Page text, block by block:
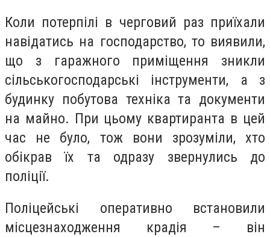
Коли потерпілі в черговий раз приїхали
навідатись на господарство, то виявили,
що з гаражного приміщення зникли
сільськогосподарські інструменти, а з
будинку побутова техніка та документи
на майно. При цьому квартиранта в цей
час не було, тож вони зрозуміли, хто
обікрав їх та одразу звернулись до
поліції.
Поліцейські оперативно встановили
місцезнаходження крадія – він